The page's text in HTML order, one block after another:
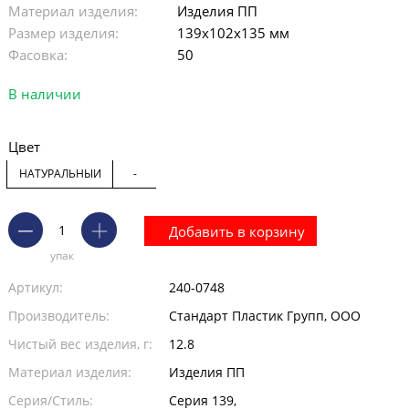
Материал изделия:
Изделия ПП
Размер изделия:
139х102х135 мм
Фасовка:
50
В наличии
Цвет
НАТУРАЛЬНЫЙ -
упак
Добавить в корзину
Артикул:
240-0748
Производитель:
Стандарт Пластик Групп, ООО
Чистый вес изделия, г:
12.8
Материал изделия:
Изделия ПП
Серия/Стиль:
Серия 139,